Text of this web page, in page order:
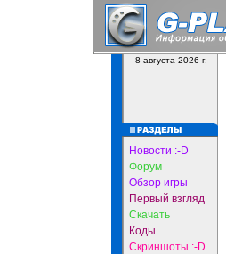
8 августа 2026 г.
Новости :-D
Форум
Обзор игры
Первый взгляд
Скачать
Коды
Скриншоты :-D